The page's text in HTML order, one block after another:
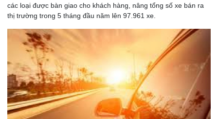
các loại được bàn giao cho khách hàng, nâng tổng số xe bán ra
thị trường trong 5 tháng đầu năm lên 97.961 xe.